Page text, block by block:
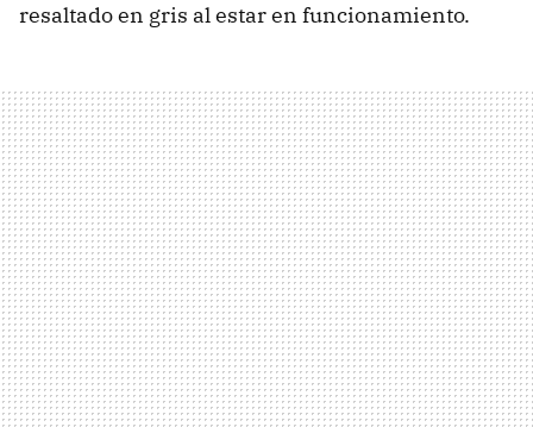
resaltado en gris al estar en funcionamiento.